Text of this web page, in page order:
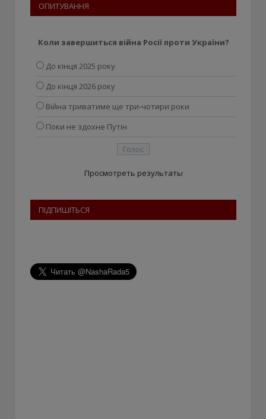
ОПИТУВАННЯ
Коли завершиться війна Росії проти України?
До кінця 2025 року
До кінця 2026 року
Війна триватиме ще три-чотири роки
Поки не здохне Путін
Просмотреть результаты
ПІДПИШІТЬСЯ